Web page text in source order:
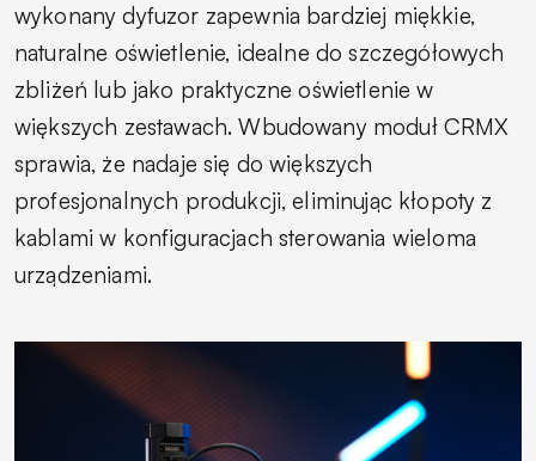
wykonany dyfuzor zapewnia bardziej miękkie,
naturalne oświetlenie, idealne do szczegółowych
zbliżeń lub jako praktyczne oświetlenie w
większych zestawach. Wbudowany moduł CRMX
sprawia, że nadaje się do większych
profesjonalnych produkcji, eliminując kłopoty z
kablami w konfiguracjach sterowania wieloma
urządzeniami.